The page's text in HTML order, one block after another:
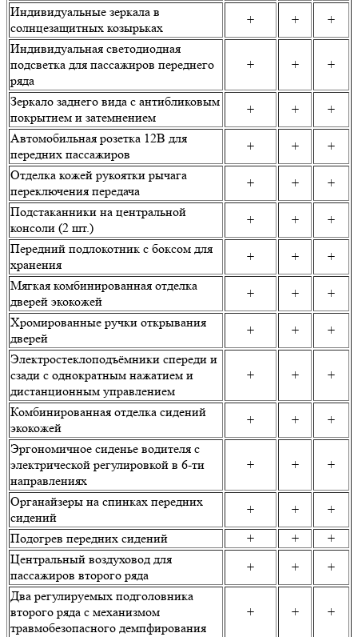
Индивидуальные зеркала в
солнцезащитных козырьках
+ +
+
Индивидуальная светодиодная
подсветка для пассажиров переднего
ряда
+ + +
Зеркало заднего вида с антибликовым
покрытием и затемнением
+ +
+
Автомобильная розетка 12В для
передних пассажиров
+ +
+
Отделка кожей рукоятки рычага
переключения передача
+ +
+
Подстаканники на центральной
консоли (2 шт.)
+ +
+
Передний подлокотник с боксом для
хранения
+ +
+
Мягкая комбинированная отделка
дверей экокожей
+ +
+
Хромированные ручки открывания
дверей
+ +
+
Электростеклоподъёмники спереди и
сзади с однократным нажатием и
дистанционным управлением
+ + +
Комбинированная отделка сидений
экокожей
+ +
+
Эргономичное сиденье водителя с
электрической регулировкой в 6-ти
направлениях
+ + +
Органайзеры на спинках передних
сидений
+ +
+
Подогрев передних сидений
+ +
+
Центральный воздуховод для
пассажиров второго ряда
+ +
+
Два регулируемых подголовника
второго ряда с механизмом
травмобезопасного демпфирования
+ + +